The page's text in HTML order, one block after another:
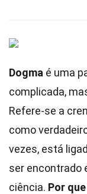
Dogma é uma
complicada,
Refere-se a
como
vezes, está
ser encontrado
ciência. Por